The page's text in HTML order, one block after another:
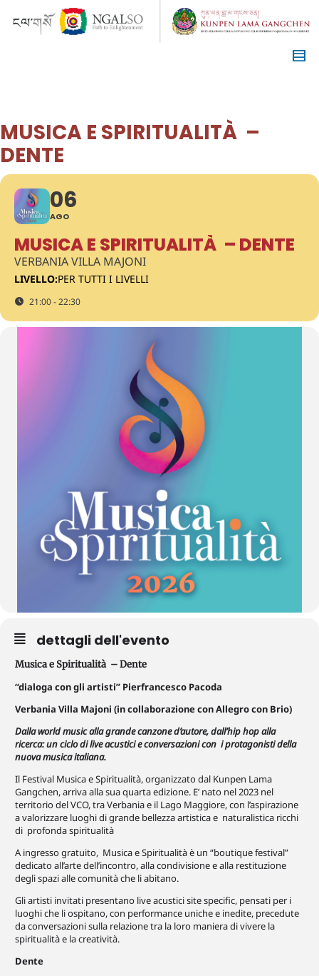
MUSICA E SPIRITUALITÀ –
DENTE
06
AGO
MUSICA E SPIRITUALITÀ – DENTE
VERBANIA VILLA MAJONI
LIVELLO:PER TUTTI I LIVELLI
21:00 - 22:30
dettagli dell'evento
Musica e Spiritualità – Dente
“dialoga con gli artisti” Pierfrancesco Pacoda
Verbania Villa Majoni (in collaborazione con Allegro con Brio)
Dalla world music alla grande canzone d’autore, dall’hip hop alla
ricerca: un ciclo di live acustici e conversazioni con i protagonisti della
nuova musica italiana.
Il Festival Musica e Spiritualità, organizzato dal Kunpen Lama
Gangchen, arriva alla sua quarta edizione. E’ nato nel 2023 nel
territorio del VCO, tra Verbania e il Lago Maggiore, con l’aspirazione
a valorizzare luoghi di grande bellezza artistica e naturalistica ricchi
di profonda spiritualità
A ingresso gratuito, Musica e Spiritualità è un “boutique festival”
dedicato all’arte dell’incontro, alla condivisione e alla restituzione
degli spazi alle comunità che li abitano.
Gli artisti invitati presentano live acustici site specific, pensati per i
luoghi che li ospitano, con performance uniche e inedite, precedute
da conversazioni sulla relazione tra la loro maniera di vivere la
spiritualità e la creatività.
Dente